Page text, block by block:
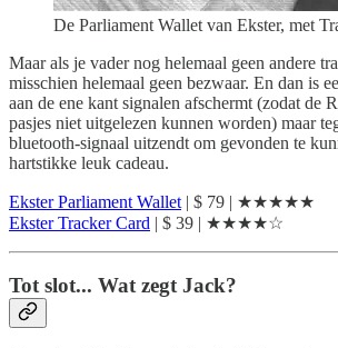
De Parliament Wallet van Ekster, met
Maar als je vader nog helemaal geen andere
misschien helemaal geen bezwaar. En dan is
aan de ene kant signalen afschermt (zodat de
pasjes niet uitgelezen kunnen worden) maar
bluetooth-signaal uitzendt om gevonden te
hartstikke leuk cadeau.
Ekster Parliament Wallet | $ 79 | ★★★★★
Ekster Tracker Card | $ 39 | ★★★★☆
Tot slot... Wat zegt Jack?